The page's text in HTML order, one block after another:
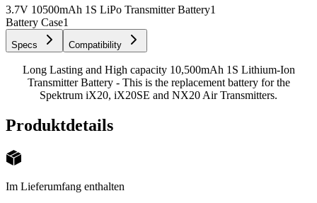
3.7V 10500mAh 1S LiPo Transmitter Battery1
Battery Case1
Specs Compatibility
Long Lasting and High capacity 10,500mAh 1S Lithium-Ion
Transmitter Battery - This is the replacement battery for the
Spektrum iX20, iX20SE and NX20 Air Transmitters.
Produktdetails
Im Lieferumfang enthalten